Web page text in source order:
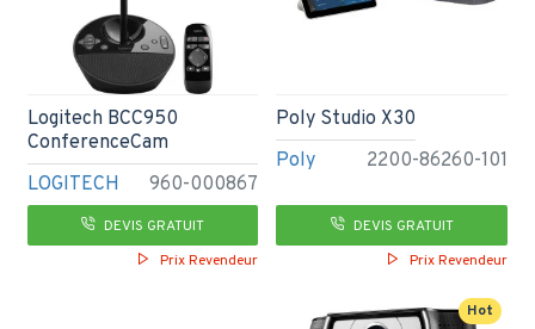
LOGITECH 960-000867
Logitech BCC950
ConferenceCam
DEVIS GRATUIT
Prix Revendeur
Poly 2200-86260-101
Poly Studio X30
DEVIS GRATUIT
Prix Revendeur
Hot